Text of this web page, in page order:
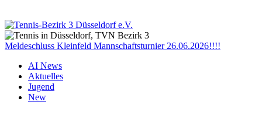
Meldeschluss Kleinfeld Mannschaftsturnier 26.06.2026!!!!
AI News
Aktuelles
Jugend
New